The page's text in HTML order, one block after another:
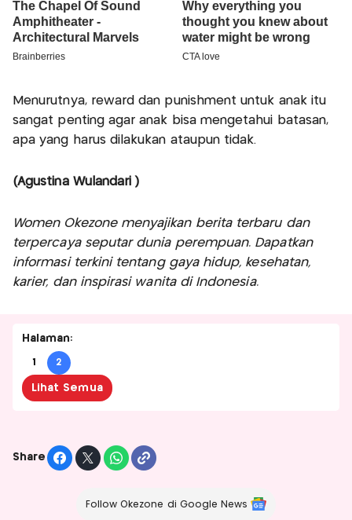
Menurutnya, reward dan punishment untuk anak itu
sangat penting agar anak bisa mengetahui batasan,
apa yang harus dilakukan ataupun tidak.
(Agustina Wulandari )
Women Okezone menyajikan berita terbaru dan
terpercaya seputar dunia perempuan. Dapatkan
informasi terkini tentang gaya hidup, kesehatan,
karier, dan inspirasi wanita di Indonesia.
Halaman:
1 2
Lihat Semua
Share
Follow Okezone di Google News